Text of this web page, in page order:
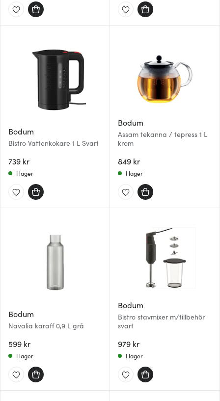
Bodum
Bistro Vattenkokare 1 L Svart
739 kr
I lager
Bodum
Assam tekanna / tepress 1 L
krom
849 kr
I lager
Bodum
Navalia karaff 0,9 L grå
599 kr
I lager
Bodum
Bistro stavmixer m/tillbehör
svart
979 kr
I lager